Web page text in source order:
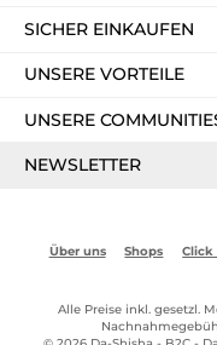
SICHER EINKAUFEN
UNSERE VORTEILE
UNSERE
NEWSLETTER
Über uns Shops Click
Alle Preise inkl. gesetzl.